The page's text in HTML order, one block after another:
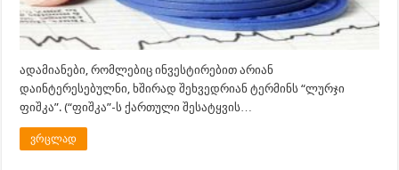
ადამიანები, რომლებიც ინვესტირებით არიან
დაინტერესებულნი, ხშირად შეხვედრიან ტერმინს “ლურჯი
ფიშკა”. (“ფიშკა”-ს ქართული შესატყვის…
ვრცლად